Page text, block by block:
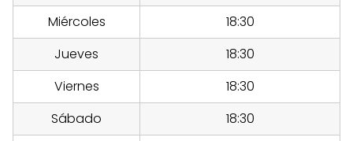
Miércoles
18:30
Jueves
18:30
Viernes
18:30
Sábado
18:30